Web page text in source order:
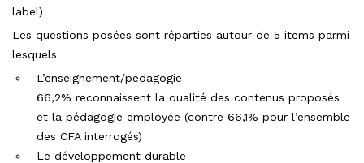
label)
Les questions posées sont réparties autour de 5 items parmi
lesquels
L’enseignement/pédagogie
66,2% reconnaissent la qualité des contenus proposés
et la pédagogie employée (contre 66,1% pour l’ensemble
des CFA interrogés)
Le développement durable